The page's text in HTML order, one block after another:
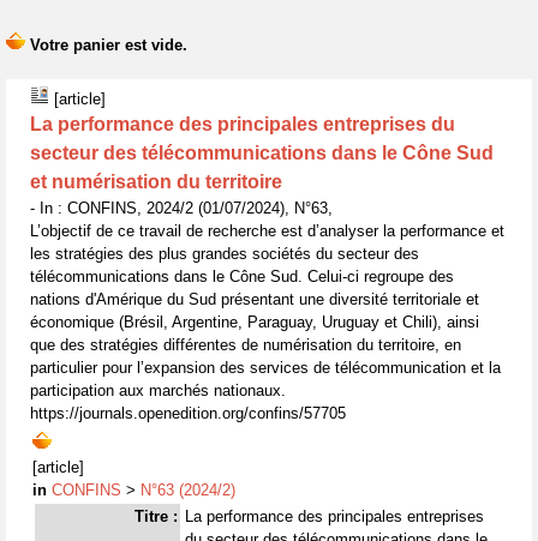
[article]
La performance des principales entreprises du
secteur des télécommunications dans le Cône Sud
et numérisation du territoire
- In : CONFINS, 2024/2 (01/07/2024), N°63,
L’objectif de ce travail de recherche est d’analyser la performance et
les stratégies des plus grandes sociétés du secteur des
télécommunications dans le Cône Sud. Celui-ci regroupe des
nations d'Amérique du Sud présentant une diversité territoriale et
économique (Brésil, Argentine, Paraguay, Uruguay et Chili), ainsi
que des stratégies différentes de numérisation du territoire, en
particulier pour l’expansion des services de télécommunication et la
participation aux marchés nationaux.
https://journals.openedition.org/confins/57705
[article]
in CONFINS > N°63 (2024/2)
Titre : La performance des principales entreprises